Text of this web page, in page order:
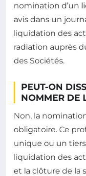
nomination d’un
avis dans un
liquidation des
radiation auprès
des Sociétés.
PEUT-ON
NOMMER DE
Non, la
obligatoire. Ce
unique ou un
liquidation des
et la clôture de la